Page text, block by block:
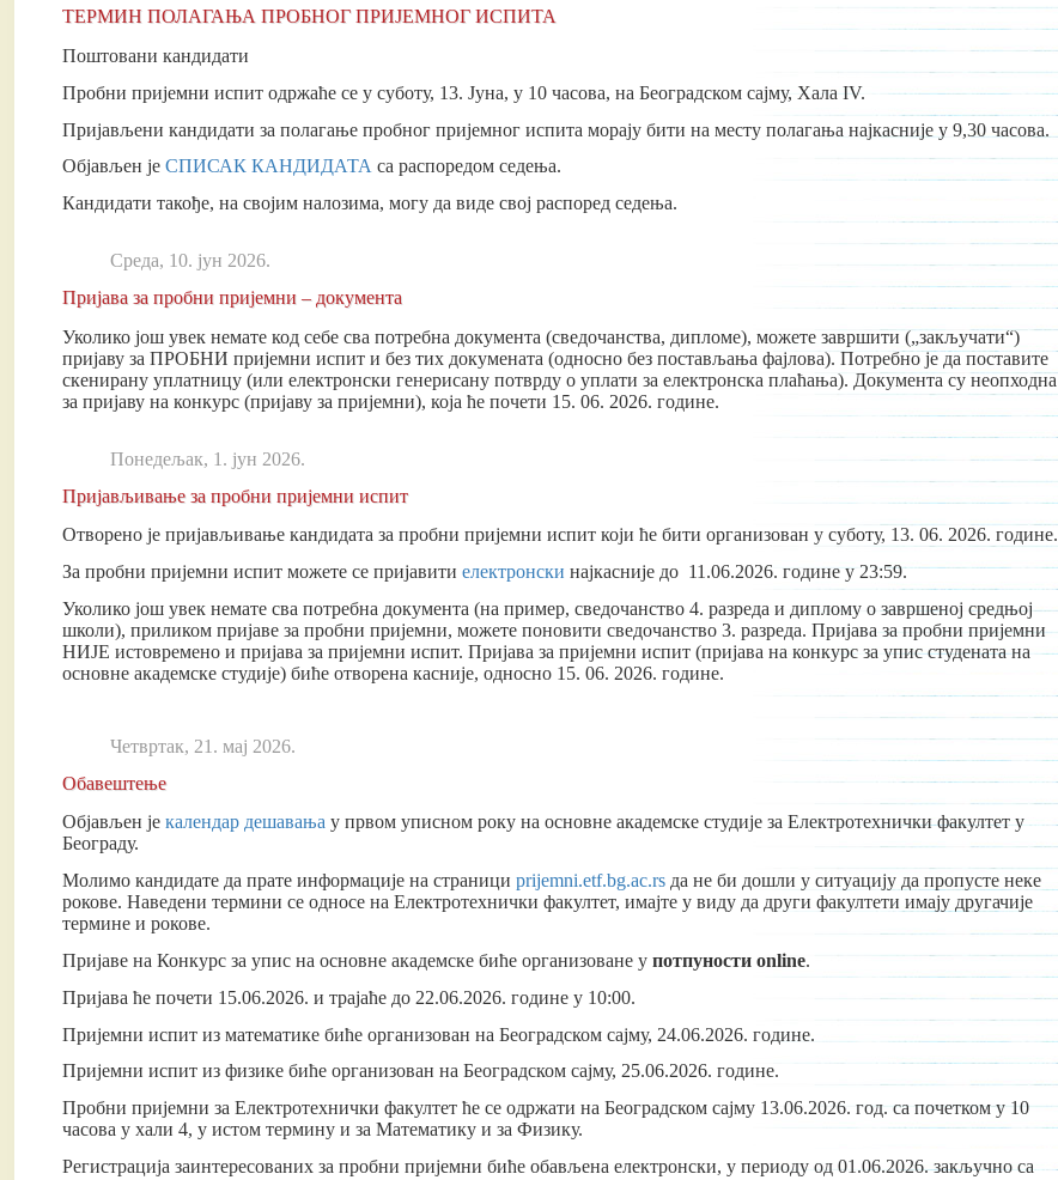
ТЕРМИН ПОЛАГАЊА ПРОБНОГ ПРИЈЕМНОГ ИСПИТА
Поштовани кандидати
Пробни пријемни испит одржаће се у суботу, 13. Јуна, у 10 часова, на Београдском сајму, Хала IV.
Пријављени кандидати за полагање пробног пријемног испита морају бити на месту полагања најкасније у 9,30 часова.
Објављен је СПИСАК КАНДИДАТА са распоредом седења.
Кандидати такође, на својим налозима, могу да виде свој распоред седења.
Cреда, 10. јун 2026.
Пријава за пробни пријемни – документа
Уколико још увек немате код себе сва потребна документа (сведочанства, дипломе), можете завршити („закључати“)
пријаву за ПРОБНИ пријемни испит и без тих докумената (односно без постављања фајлова). Потребно је да поставите
скенирану уплатницу (или електронски генерисану потврду о уплати за електронска плаћања). Документа су неопходна
за пријаву на конкурс (пријаву за пријемни), која ће почети 15. 06. 2026. године.
Понедељак, 1. јун 2026.
Пријављивање за пробни пријемни испит
Отворено је пријављивање кандидата за пробни пријемни испит који ће бити организован у суботу, 13. 06. 2026. године.
За пробни пријемни испит можете се пријавити електронски најкасније до 11.06.2026. године у 23:59.
Уколико још увек немате сва потребна документа (на пример, сведочанство 4. разреда и диплому о завршеној средњој
школи), приликом пријаве за пробни пријемни, можете поновити сведочанство 3. разреда. Пријава за пробни пријемни
НИЈЕ истовремено и пријава за пријемни испит. Пријава за пријемни испит (пријава на конкурс за упис студената на
основне академске студије) биће отворена касније, односно 15. 06. 2026. године.
Четвртак, 21. мај 2026.
Обавештење
Објављен је календар дешавања у првом уписном року на основне академске студије за Електротехнички факултет у
Београду.
Молимо кандидате да прате информације на страници prijemni.etf.bg.ac.rs да не би дошли у ситуацију да пропусте неке
рокове. Наведени термини се односе на Електротехнички факултет, имајте у виду да други факултети имају другачије
термине и рокове.
Пријаве на Конкурс за упис на основне академске биће организоване у потпуности online.
Пријава ће почети 15.06.2026. и трајаће до 22.06.2026. године у 10:00.
Пријемни испит из математике биће организован на Београдском сајму, 24.06.2026. године.
Пријемни испит из физике биће организован на Београдском сајму, 25.06.2026. године.
Пробни пријемни за Електротехнички факултет ће се одржати на Београдском сајму 13.06.2026. год. са почетком у 10
часова у хали 4, у истом термину и за Математику и за Физику.
Регистрација заинтересованих за пробни пријемни биће обављена електронски, у периоду од 01.06.2026. закључно са